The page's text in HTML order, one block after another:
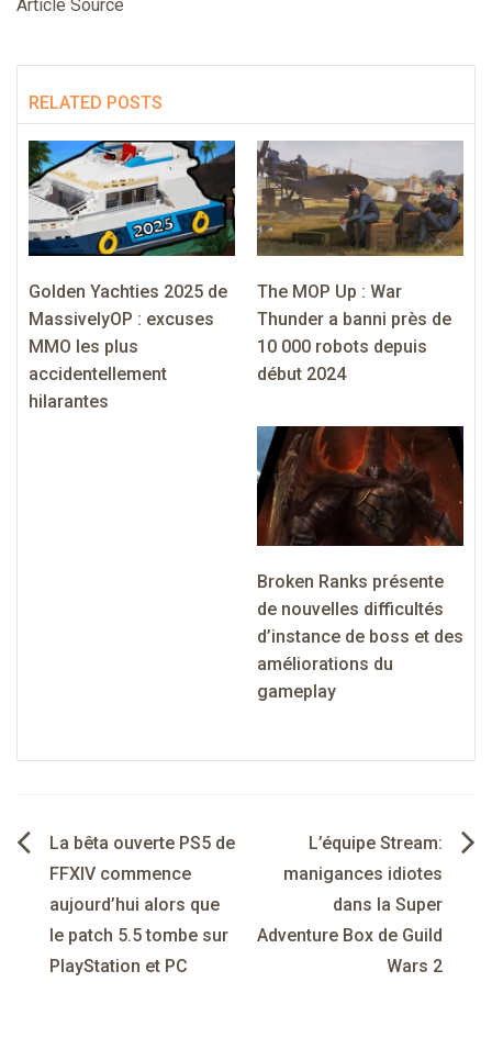
Article Source
RELATED POSTS
Golden Yachties 2025 de
MassivelyOP : excuses
MMO les plus
accidentellement
hilarantes
The MOP Up : War
Thunder a banni près de
10 000 robots depuis
début 2024
Broken Ranks présente
de nouvelles difficultés
d’instance de boss et des
améliorations du
gameplay
Navigation
de
l’article
La bêta ouverte PS5 de
FFXIV commence
aujourd’hui alors que
le patch 5.5 tombe sur
PlayStation et PC
L’équipe Stream:
manigances idiotes
dans la Super
Adventure Box de Guild
Wars 2